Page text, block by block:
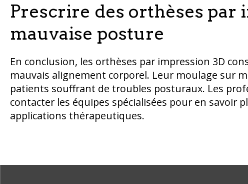
Prescrire des orthèses par
mauvaise posture
En conclusion, les orthèses par impression 3D
mauvais alignement corporel. Leur moulage sur
patients souffrant de troubles posturaux. Les
contacter les équipes spécialisées pour en savoir
applications thérapeutiques.